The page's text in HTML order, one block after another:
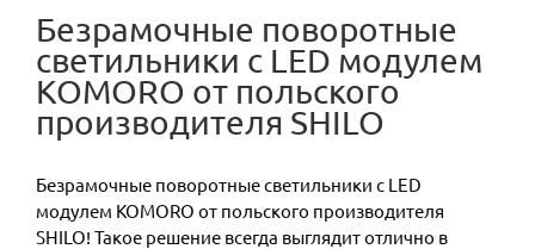
Безрамочные поворотные
светильники с LED модулем
KOMORO от польского
производителя SHILO
Безрамочные поворотные светильники с LED
модулем KOMORO от польского производителя
SHILO! Такое решение всегда выглядит отлично в